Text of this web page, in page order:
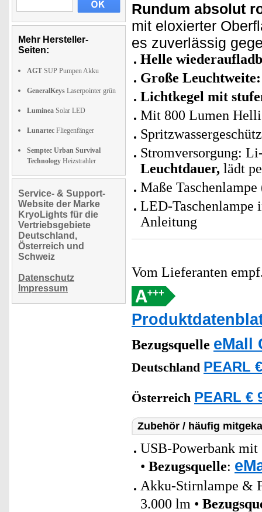
Mehr Hersteller-
Seiten:
AGT SUP Pumpen Akku
GeneralKeys Laserpointer grün
Luminea Solar LED
Lunartec Fliegenfänger
Semptec Urban Survival
Technology Heizstrahler
Service- & Support-
Website der Marke
KryoLights für die
Vertriebsgebiete
Deutschland,
Österreich und
Schweiz
Datenschutz
Impressum
Rundum absolut
mit eloxierter
es zuverlässig
Helle
Große
Lichtkegel mit
Mit 800 Lumen
Stromversorgung:
Leuchtdauer, lädt
Maße
LED-Taschenlampe
Anleitung
Vom Lieferanten
Bezugsquelle eMall
Deutschland PEARL
Österreich PEARL €
Zubehör / häufig
USB-Powerbank
• Bezugsquelle:
Akku-Stirnlampe &
3.000 lm •